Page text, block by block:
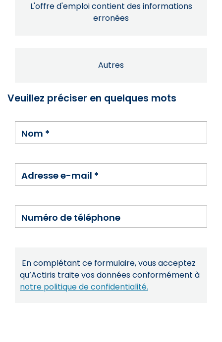
L'offre d'emploi contient des informations
erronées
Autres
Veuillez préciser en quelques mots
Nom *
Adresse e-mail *
Numéro de téléphone
En complétant ce formulaire, vous acceptez
qu’Actiris traite vos données conformément à
notre politique de confidentialité.